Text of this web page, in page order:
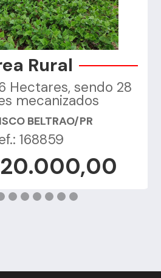
Rural
Hectares, sendo 28
mecanizados
BELTRAO/PR
168859